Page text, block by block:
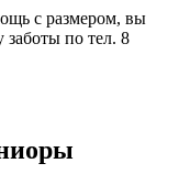
с размером, вы
заботы по тел. 8